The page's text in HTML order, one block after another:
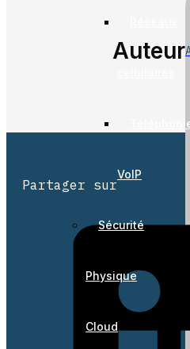
VoIP
Sécurité
Physique
Cloud
Auteur
Partager sur